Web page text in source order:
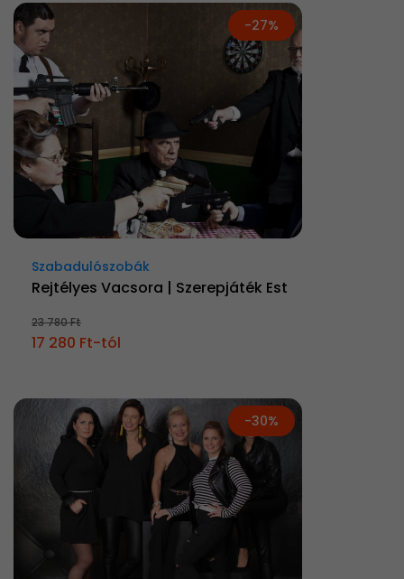
-27%
Szabadulószobák
Rejtélyes Vacsora | Szerepjáték Est
23 780 Ft
17 280 Ft-tól
-30%